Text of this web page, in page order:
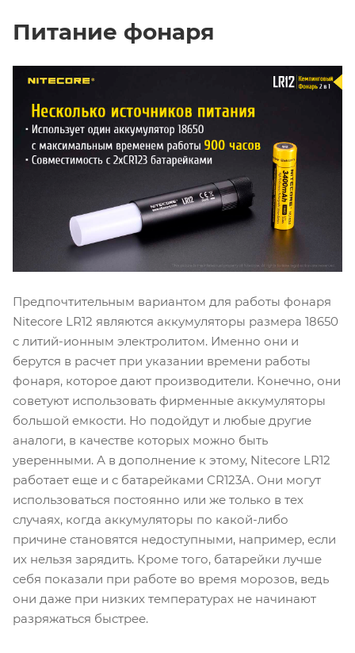
Питание фонаря
Предпочтительным вариантом для работы фонаря
Nitecore LR12 являются аккумуляторы размера 18650
с литий-ионным электролитом. Именно они и
берутся в расчет при указании времени работы
фонаря, которое дают производители. Конечно, они
советуют использовать фирменные аккумуляторы
большой емкости. Но подойдут и любые другие
аналоги, в качестве которых можно быть
уверенными. А в дополнение к этому, Nitecore LR12
работает еще и с батарейками CR123A. Они могут
использоваться постоянно или же только в тех
случаях, когда аккумуляторы по какой-либо
причине становятся недоступными, например, если
их нельзя зарядить. Кроме того, батарейки лучше
себя показали при работе во время морозов, ведь
они даже при низких температурах не начинают
разряжаться быстрее.